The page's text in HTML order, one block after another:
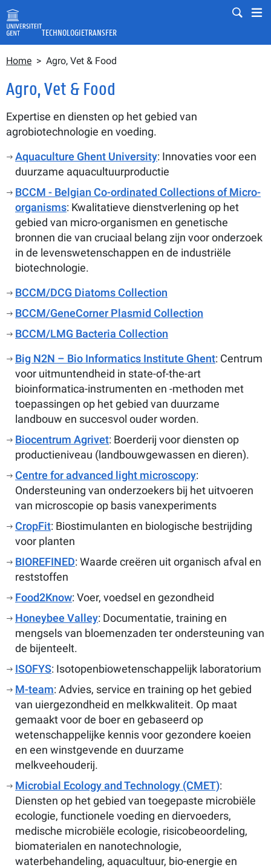
Overslaan en naar de inhoud gaan
Mobile
TECHNOLOGIETRANSFER
Zoeken in volledige tekst
Kruimelpad
Home Agro, Vet & Food
Agro, Vet & Food
Expertise en diensten op het gebied van
agrobiotechnologie en voeding.
Aquaculture Ghent University: Innovaties voor een
duurzame aquacultuurproductie
BCCM - Belgian Co-ordinated Collections of Micro-
organisms: Kwalitatieve dienstverlening op het
gebied van micro-organismen en genetische
bronnen die van cruciaal belang zijn voor onderzoek
in de levenswetenschappen en de industriële
biotechnologie.
BCCM/DCG Diatoms Collection
BCCM/GeneCorner Plasmid Collection
BCCM/LMG Bacteria Collection
Big N2N – Bio Informatics Institute Ghent: Centrum
voor uitmuntendheid in state-of-the-art
bioinformatica-instrumenten en -methoden met
toepassingen op het gebied van duurzame
landbouw en succesvol ouder worden.
Biocentrum Agrivet: Boerderij voor diensten op
productieniveau (landbouwgewassen en dieren).
Centre for advanced light microscopy:
Ondersteuning van onderzoekers bij het uitvoeren
van microscopie op basis vanexperiments
CropFit: Biostimulanten en biologische bestrijding
voor planten
BIOREFINED: Waarde creëren uit organisch afval en
reststoffen
Food2Know: Voer, voedsel en gezondheid
Honeybee Valley: Documentatie, training en
mengsels van bloemenzaden ter ondersteuning van
de bijenteelt.
ISOFYS: Isotopenbiowetenschappelijk laboratorium
M-team: Advies, service en training op het gebied
van uiergezondheid en melkkwaliteit. Op maat
gemaakt voor de boer en gebaseerd op
wetenschappelijke kennis voor gezondere koeien
en een winstgevende en duurzame
melkveehouderij.
Microbial Ecology and Technology (CMET):
Diensten op het gebied van toegepaste microbiële
ecologie, functionele voeding en diervoeders,
medische microbiële ecologie, risicobeoordeling,
biomaterialen en nanotechnologie,
waterbehandeling, aquacultuur, bio-energie en